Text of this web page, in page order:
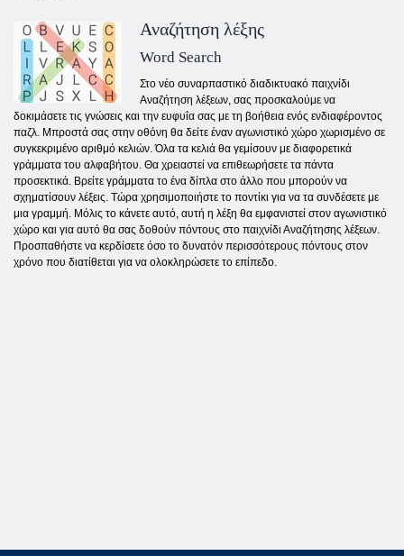
Αναζήτηση λέξης
Word Search
Στο νέο συναρπαστικό διαδικτυακό παιχνίδι
Αναζήτηση λέξεων, σας προσκαλούμε να
δοκιμάσετε τις γνώσεις και την ευφυΐα σας με τη βοήθεια ενός ενδιαφέροντος
παζλ. Μπροστά σας στην οθόνη θα δείτε έναν αγωνιστικό χώρο χωρισμένο σε
συγκεκριμένο αριθμό κελιών. Όλα τα κελιά θα γεμίσουν με διαφορετικά
γράμματα του αλφαβήτου. Θα χρειαστεί να επιθεωρήσετε τα πάντα
προσεκτικά. Βρείτε γράμματα το ένα δίπλα στο άλλο που μπορούν να
σχηματίσουν λέξεις. Τώρα χρησιμοποιήστε το ποντίκι για να τα συνδέσετε με
μια γραμμή. Μόλις το κάνετε αυτό, αυτή η λέξη θα εμφανιστεί στον αγωνιστικό
χώρο και για αυτό θα σας δοθούν πόντους στο παιχνίδι Αναζήτησης λέξεων.
Προσπαθήστε να κερδίσετε όσο το δυνατόν περισσότερους πόντους στον
χρόνο που διατίθεται για να ολοκληρώσετε το επίπεδο.